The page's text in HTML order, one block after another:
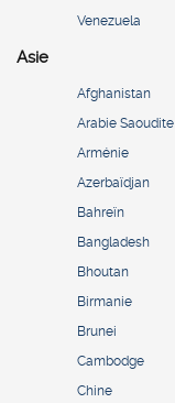
Venezuela
Asie
Afghanistan
Arabie Saoudite
Arménie
Azerbaïdjan
Bahreïn
Bangladesh
Bhoutan
Birmanie
Brunei
Cambodge
Chine